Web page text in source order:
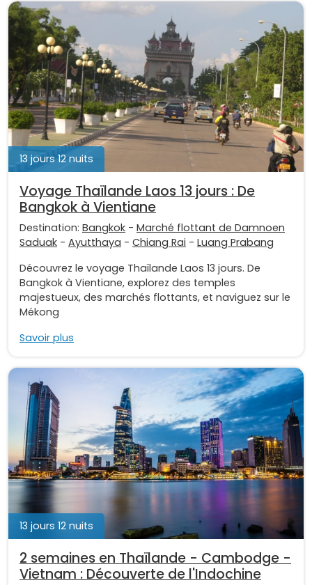
13 jours 12 nuits
Voyage Thaïlande Laos 13 jours : De
Bangkok à Vientiane
Destination: Bangkok - Marché flottant de Damnoen
Saduak - Ayutthaya - Chiang Rai - Luang Prabang
Découvrez le voyage Thaïlande Laos 13 jours. De
Bangkok à Vientiane, explorez des temples
majestueux, des marchés flottants, et naviguez sur le
Mékong
Savoir plus
13 jours 12 nuits
2 semaines en Thaïlande - Cambodge -
Vietnam : Découverte de l'Indochine